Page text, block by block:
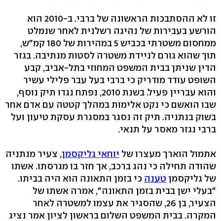
זו לא ההסתבכות הראשונה של ברבי. ב-2010 הוא
הורשע בעבירות של נהיגה רשלנית לאחר שנמלט
ממחסום משטרתי בכביש 5 במהירות של 180 קמ"ש,
תוך שהוא גורם לניידת משטרה לסטות מנתיבה. בגזר
הדין שניתן בבית המשפט המחוזי בתל-אביב, קבע
השופט עודד מודריק כי ברבי בעל עבר פלילי עשיר
והוא עבריין פעיל. בשנת 2010, נפתח נגדו תיק נוסף,
שבו הואשם כי נקט אלימות במהלך קטטה עם אדם אחר
בשוק בנתניה. תיק זה נסגר במסגרת עסקת טיעון ועל
ברבי נגזר מאסר על תנאי.
אתמול הוארך מעצרו של יוחאי גליקסמן, צעיר מנתניה
שהודה תחילה כי נהג ברכב, אך חזר בו מגרסתו. אשתו
של גליקסמן טענה כי בזמן התאונה הוא היה בביתו.
"בעלי ישן בבית בזמן התאונה", אמרה אשתו של
הצעיר, בן 26, שהסגיר את עצמו למשטרה לאחר
המקרה. בבית המשפט השלום בראשון לציון אמר נציג